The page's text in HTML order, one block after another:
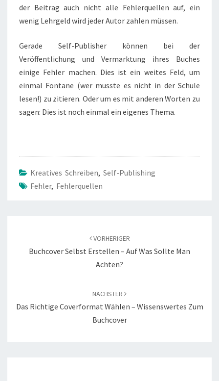
der Beitrag auch nicht alle Fehlerquellen auf, ein
wenig Lehrgeld wird jeder Autor zahlen müssen.
Gerade Self-Publisher können bei der
Veröffentlichung und Vermarktung ihres Buches
einige Fehler machen. Dies ist ein weites Feld, um
einmal Fontane (wer musste es nicht in der Schule
lesen!) zu zitieren. Oder um es mit anderen Worten zu
sagen: Dies ist noch einmal ein eigenes Thema.
Kreatives Schreiben, Self-Publishing
Fehler, Fehlerquellen
VORHERIGER
Buchcover Selbst Erstellen – Auf Was Sollte Man
Achten?
NÄCHSTER
Das Richtige Coverformat Wählen – Wissenswertes Zum
Buchcover